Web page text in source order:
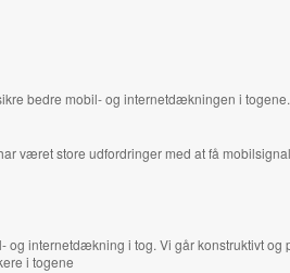
bedre mobil- og internetdækningen i
været store udfordringer med at få
internetdækning i tog. Vi går konstruktivt og
i togene